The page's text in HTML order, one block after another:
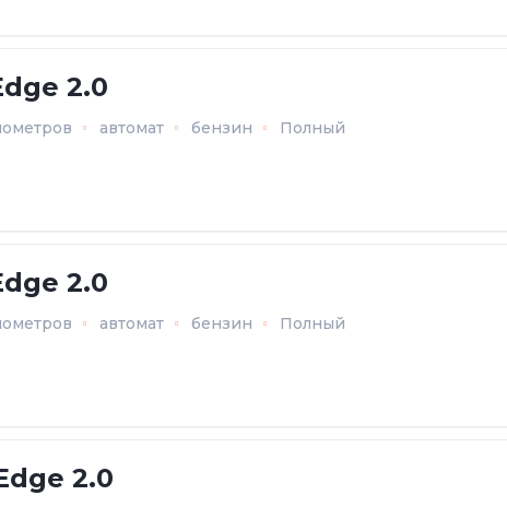
2.0
автомат бензин Полный
2.0
автомат бензин Полный
2.0